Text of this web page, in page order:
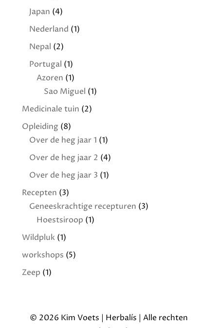
Japan (4)
Nederland (1)
Nepal (2)
Portugal (1)
Azoren (1)
Sao Miguel (1)
Medicinale tuin (2)
Opleiding(8)
Over de heg jaar 1 (1)
Over de heg jaar 2 (4)
Over de heg jaar 3 (1)
Recepten (3)
Geneeskrachtige recepturen (3)
Hoestsiroop (1)
Wildpluk(1)
workshops (5)
Zeep (1)
© 2026 Kim Voets | Herbalís | Alle rechten